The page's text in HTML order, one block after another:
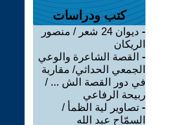
كتب ودراسات
-
ديوان 24 شعر / منصور
الريكان
- القصة الشاعرة والوعي
الجمعي الحداثي/ مقاربة
في دور القصة الش ... /
ربيحة الرفاعي
- تصاوير لية الظمأ /
السمّاح عبد الله